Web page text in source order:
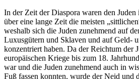
In der Zeit der Diaspora waren den
über eine lange Zeit die meisten
weshalb sich die Juden zunehmend auf
Luxusgütern und Sklaven und auf Geld-
konzentriert haben. Da der Reichtum der
europäischen Kriege bis zum 18.
war und die Juden zunehmend auch in
Fuß fassen konnten, wurde der Neid und